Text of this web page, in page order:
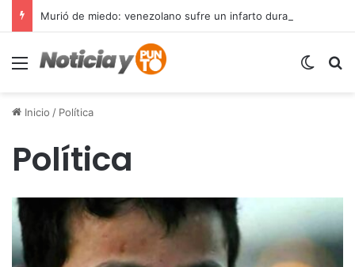
Menú
Inicio / Política
Política